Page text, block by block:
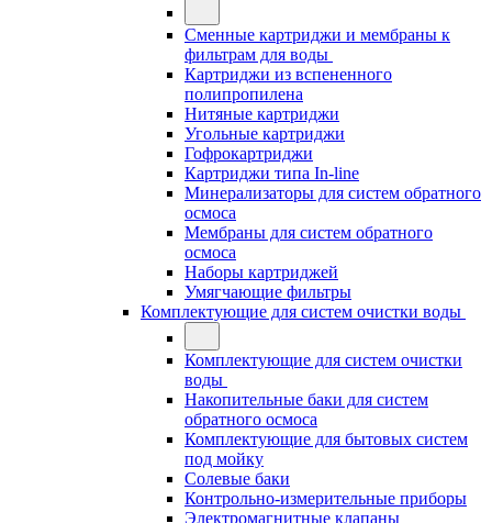
Сменные картриджи и мембраны к
фильтрам для воды
Картриджи из вспененного
полипропилена
Нитяные картриджи
Угольные картриджи
Гофрокартриджи
Картриджи типа In-line
Минерализаторы для систем обратного
осмоса
Мембраны для систем обратного
осмоса
Наборы картриджей
Умягчающие фильтры
Комплектующие для систем очистки воды
Комплектующие для систем очистки
воды
Накопительные баки для систем
обратного осмоса
Комплектующие для бытовых систем
под мойку
Солевые баки
Контрольно-измерительные приборы
Электромагнитные клапаны